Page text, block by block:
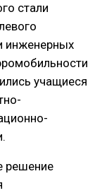
стали
инженерных
учащиеся
решение